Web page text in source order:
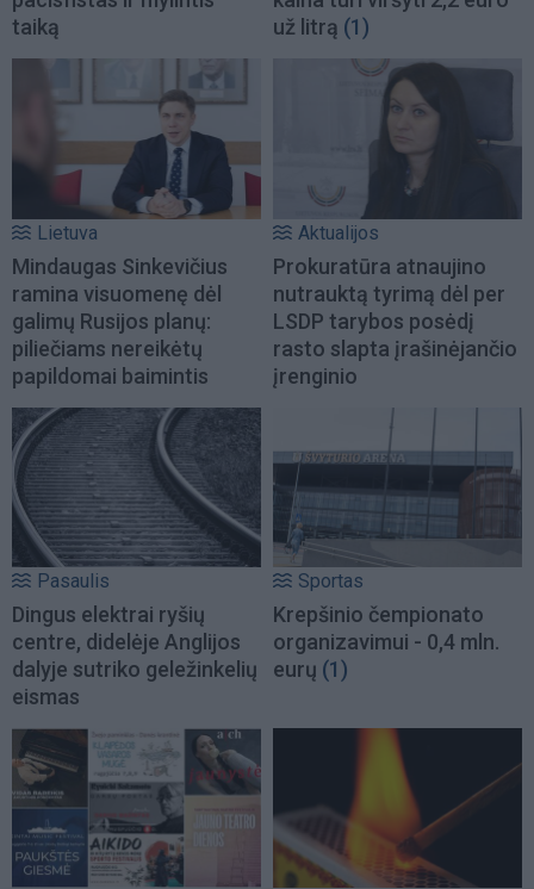
taiką
už litrą (1)
Lietuva
Mindaugas Sinkevičius
ramina visuomenę dėl
galimų Rusijos planų:
piliečiams nereikėtų
papildomai baimintis
Aktualijos
Prokuratūra atnaujino
nutrauktą tyrimą dėl per
LSDP tarybos posėdį
rasto slapta įrašinėjančio
įrenginio
Pasaulis
Dingus elektrai ryšių
centre, didelėje Anglijos
dalyje sutriko geležinkelių
eismas
Sportas
Krepšinio čempionato
organizavimui - 0,4 mln.
eurų (1)